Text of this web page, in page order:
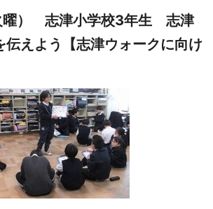
曜） 志津小学校3年生 志津
伝えよう【志津ウォークに向け